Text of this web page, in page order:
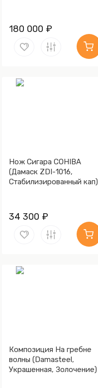
180 000 ₽
Нож Сигара COHIBA
(Дамаск ZDI-1016,
Стабилизированный кап)
34 300 ₽
Композиция На гребне
волны (Damasteel,
Украшенная, Золочение)